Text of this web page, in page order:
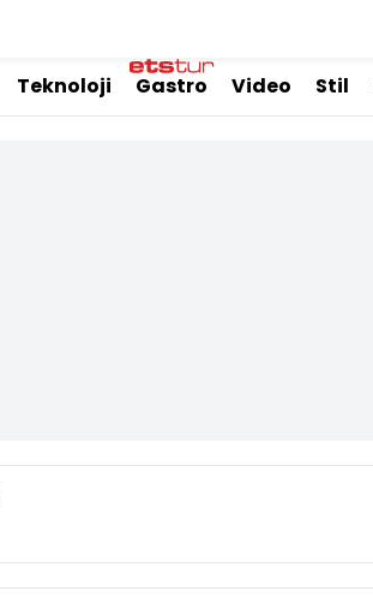
Teknoloji Gastro Video Stil